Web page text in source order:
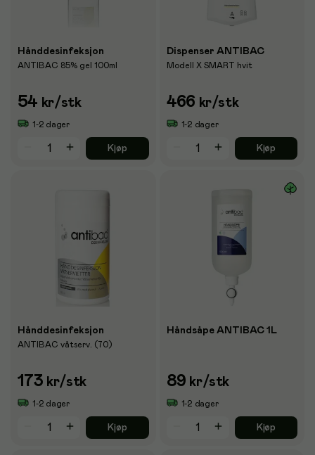
Hånddesinfeksjon
ANTIBAC 85% gel 100ml
54 kr/stk
1-2 dager
Kjøp
Dispenser ANTIBAC
Modell X SMART hvit
466 kr/stk
1-2 dager
Kjøp
Hånddesinfeksjon
ANTIBAC våtserv. (70)
173 kr/stk
1-2 dager
Kjøp
Håndsåpe ANTIBAC 1L
89 kr/stk
1-2 dager
Kjøp